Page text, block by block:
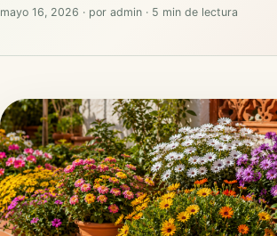
mayo 16, 2026 · por admin · 5 min de lectura